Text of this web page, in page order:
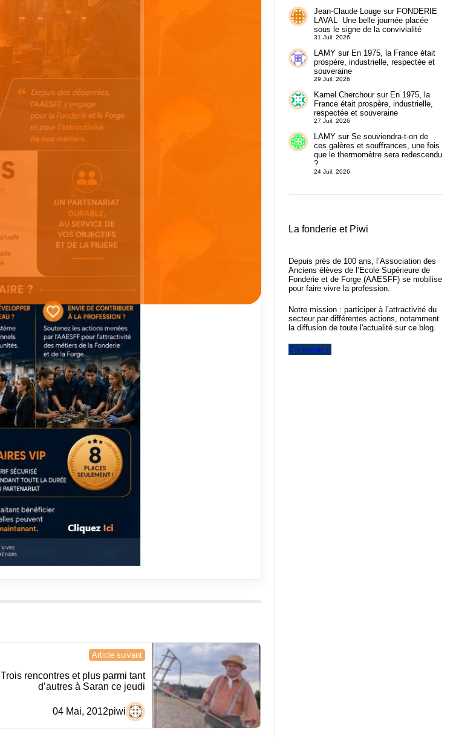
Article suivant
Trois rencontres et plus parmi tant
d’autres à Saran ce jeudi
piwi
04 Mai, 2012
Jean-Claude Lougesur FONDERIE
LAVAL Une belle journée placée
sous le signe de la convivialité
31 Juil. 2026
LAMYsur En 1975, la France était
prospère, industrielle, respectée et
souveraine
29 Juil. 2026
Kamel Cherchoursur En 1975, la
France était prospère, industrielle,
respectée et souveraine
27 Juil. 2026
LAMYsur Se souviendra-t-on de
ces galères et souffrances, une fois
que le thermomètre sera redescendu
?
24 Juil. 2026
La fonderie et Piwi
Depuis près de 100 ans, l’Association des
Anciens élèves de l’Ecole Supérieure de
Fonderie et de Forge (AAESFF) se mobilise
pour faire vivre la profession.
Notre mission : participer à l’attractivité du
secteur par différentes actions, notamment
la diffusion de toute l'actualité sur ce blog.
En savoir +